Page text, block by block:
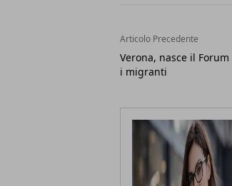
Articolo Precedente
Verona, nasce il
i migranti